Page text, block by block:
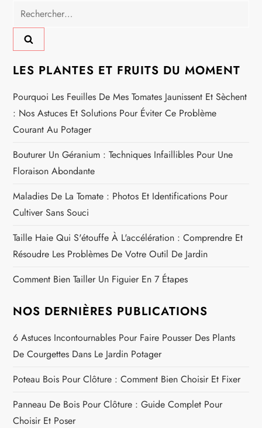
Rechercher :
LES PLANTES ET FRUITS DU MOMENT
Pourquoi Les Feuilles De Mes Tomates Jaunissent Et Sèchent
: Nos Astuces Et Solutions Pour Éviter Ce Problème
Courant Au Potager
Bouturer Un Géranium : Techniques Infaillibles Pour Une
Floraison Abondante
Maladies De La Tomate : Photos Et Identifications Pour
Cultiver Sans Souci
Taille Haie Qui S'étouffe À L'accélération : Comprendre Et
Résoudre Les Problèmes De Votre Outil De Jardin
Comment Bien Tailler Un Figuier En 7 Étapes
NOS DERNIÈRES PUBLICATIONS
6 Astuces Incontournables Pour Faire Pousser Des Plants
De Courgettes Dans Le Jardin Potager
Poteau Bois Pour Clôture : Comment Bien Choisir Et Fixer
Panneau De Bois Pour Clôture : Guide Complet Pour
Choisir Et Poser